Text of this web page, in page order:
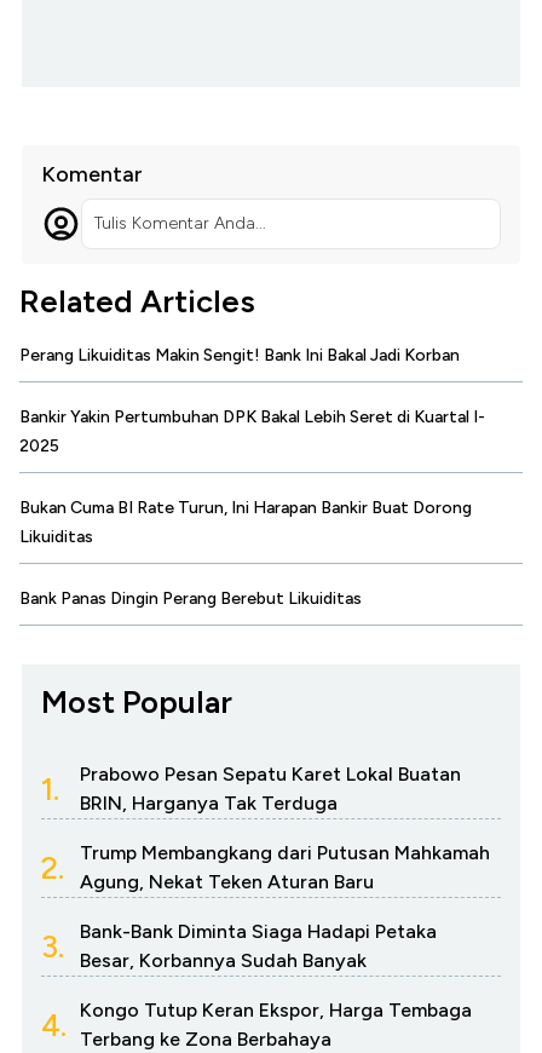
Komentar
Tulis Komentar Anda...
Related Articles
Perang Likuiditas Makin Sengit! Bank Ini Bakal Jadi Korban
Bankir Yakin Pertumbuhan DPK Bakal Lebih Seret di Kuartal I-
2025
Bukan Cuma BI Rate Turun, Ini Harapan Bankir Buat Dorong
Likuiditas
Bank Panas Dingin Perang Berebut Likuiditas
Most Popular
1.
Prabowo Pesan Sepatu Karet Lokal Buatan
BRIN, Harganya Tak Terduga
2.
Trump Membangkang dari Putusan Mahkamah
Agung, Nekat Teken Aturan Baru
3.
Bank-Bank Diminta Siaga Hadapi Petaka
Besar, Korbannya Sudah Banyak
4.
Kongo Tutup Keran Ekspor, Harga Tembaga
Terbang ke Zona Berbahaya